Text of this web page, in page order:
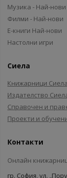
Музика - Най-нови
Филми - Най-нови
Е-книги Най-нови
Настолни игри
Сиела
Книжарници Сиела
Издателство
Справочен и
Проекти и
Контакти
Онлайн
гр. София, ул.